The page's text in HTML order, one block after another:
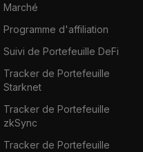
Marché
Programme d'affiliation
Suivi de Portefeuille DeFi
Tracker de Portefeuille
Starknet
Tracker de Portefeuille
zkSync
Tracker de Portefeuille